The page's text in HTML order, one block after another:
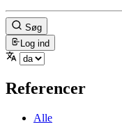
Søg
Log ind
Referencer
Alle